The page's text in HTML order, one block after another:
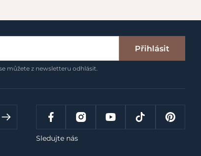
Přihlásit
můžete z newsletteru odhlásit.
Sledujte nás